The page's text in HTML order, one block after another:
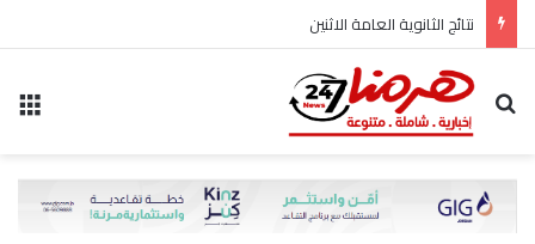
نتائج الثانوية العامة الاثنين
بحث عن